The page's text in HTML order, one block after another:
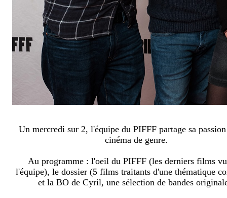
Un mercredi sur 2, l'équipe du PIFFF partage sa
cinéma de genre.
Au programme : l'oeil du PIFFF (les derniers films
l'équipe), le dossier (5 films traitants d'une thématique
et la BO de Cyril, une sélection de bandes